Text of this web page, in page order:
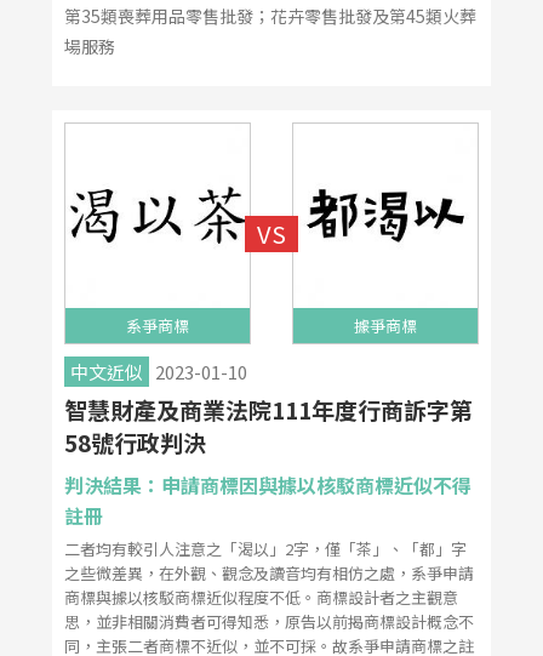
第35類喪葬用品零售批發；花卉零售批發及第45類火葬
場服務
系爭商標 據爭商標
中文近似 2023-01-10
智慧財產及商業法院111年度行商訴字第
58號行政判決
判決結果：申請商標因與據以核駁商標近似不得
註冊
二者均有較引人注意之「渴以」2字，僅「茶」、「都」字
之些微差異，在外觀、觀念及讀音均有相仿之處，系爭申請
商標與據以核駁商標近似程度不低。商標設計者之主觀意
思，並非相關消費者可得知悉，原告以前揭商標設計概念不
同，主張二者商標不近似，並不可採。故系爭申請商標之註